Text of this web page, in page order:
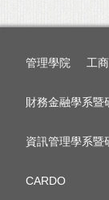
管理學院 工
財務金融學系暨
資訊管理學系暨
CARDO